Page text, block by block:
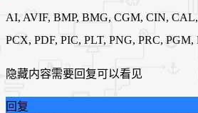
AI, AVIF, BMP, BMG, CGM, CIN,
PCX, PDF, PIC, PLT, PNG, PRC,
隐藏内容需要回复可以看见
回复